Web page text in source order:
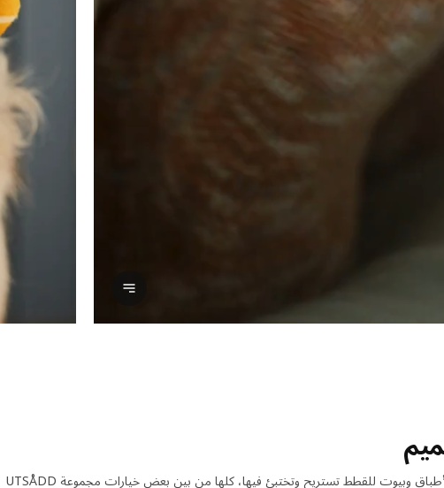
عرض النص
واقي أرضيات، وأوعية قابلة للغسل في غسالة الأطباق وبيوت للقطط تستريح وتختبئ فيها، كلها من بين بعض خيارات مجموعة UTSÅDD